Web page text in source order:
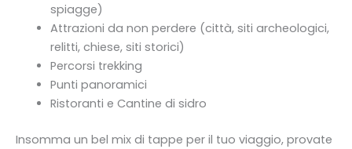
spiagge)
Attrazioni da non perdere (città, siti archeologici,
relitti, chiese, siti storici)
Percorsi trekking
Punti panoramici
Ristoranti e Cantine di sidro
Insomma un bel mix di tappe per il tuo viaggio, provate